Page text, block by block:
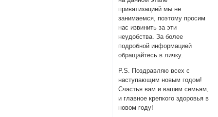
приватизацией мы не
занимаемся, поэтому просим
нас извинить за эти
неудобства. За более
подробной информацией
обращайтесь в личку.
P.S. Поздравляю всех с
наступающим новым годом!
Счастья вам и вашим семьям,
и главное крепкого здоровья в
новом году!